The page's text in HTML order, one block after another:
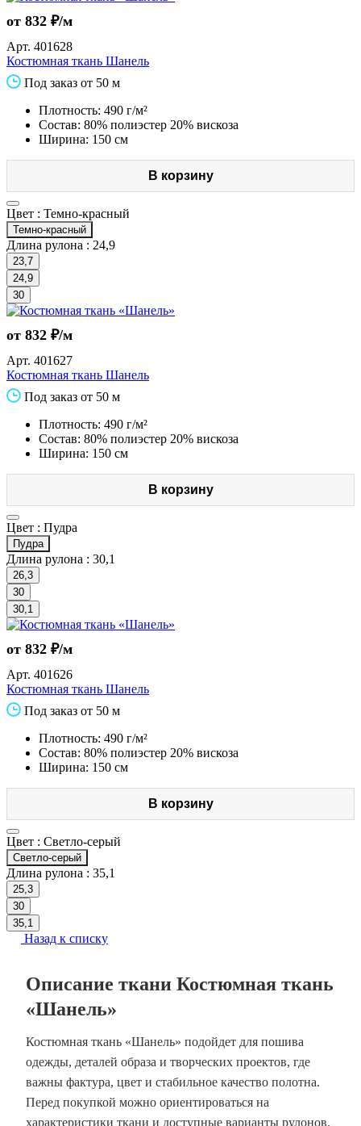
от 832 ₽/м
Арт. 401628
Костюмная ткань Шанель
Под заказ от 50 м
Плотность: 490 г/м²
Состав: 80% полиэстер 20% вискоза
Ширина: 150 см
В корзину
Цвет : Темно-красный
Темно-красный
Длина рулона : 24,9
23,7
24,9
30
от 832 ₽/м
Арт. 401627
Костюмная ткань Шанель
Под заказ от 50 м
Плотность: 490 г/м²
Состав: 80% полиэстер 20% вискоза
Ширина: 150 см
В корзину
Цвет : Пудра
Пудра
Длина рулона : 30,1
26,3
30
30,1
от 832 ₽/м
Арт. 401626
Костюмная ткань Шанель
Под заказ от 50 м
Плотность: 490 г/м²
Состав: 80% полиэстер 20% вискоза
Ширина: 150 см
В корзину
Цвет : Светло-серый
Светло-серый
Длина рулона : 35,1
25,3
30
35,1
Назад к списку
Описание ткани Костюмная ткань
«Шанель»
Костюмная ткань «Шанель» подойдет для пошива
одежды, деталей образа и творческих проектов, где
важны фактура, цвет и стабильное качество полотна.
Перед покупкой можно ориентироваться на
характеристики ткани и доступные варианты рулонов.